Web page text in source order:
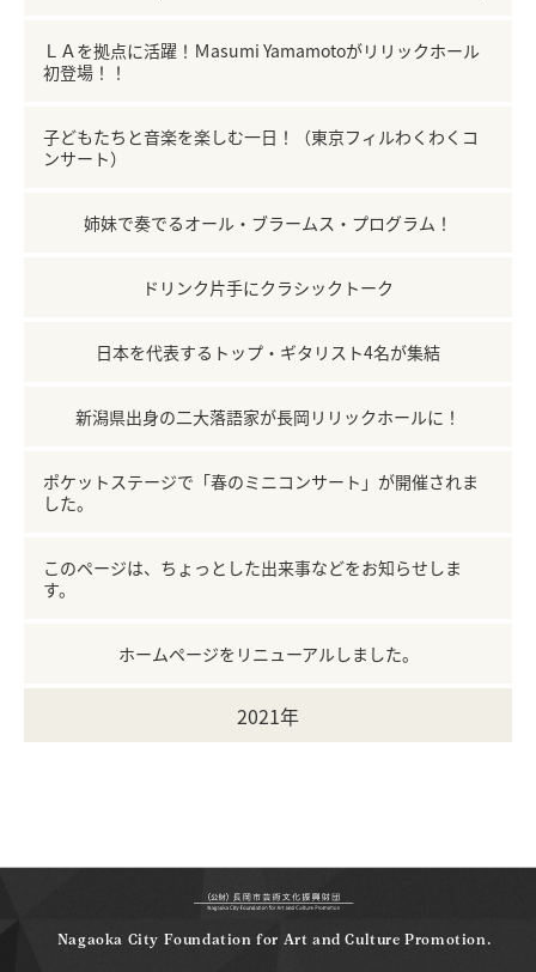
ＬＡを拠点に活躍！Ｍasumi Yamamotoがリリックホール
初登場！！
子どもたちと音楽を楽しむ一日！（東京フィルわくわくコ
ンサート）
姉妹で奏でるオール・ブラームス・プログラム！
ドリンク片手にクラシックトーク
日本を代表するトップ・ギタリスト4名が集結
新潟県出身の二大落語家が長岡リリックホールに！
ポケットステージで「春のミニコンサート」が開催されま
した。
このページは、ちょっとした出来事などをお知らせしま
す。
ホームページをリニューアルしました。
2021年
Nagaoka City Foundation for Art and Culture Promotion.